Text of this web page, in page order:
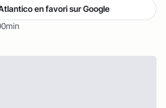
en favori sur Google